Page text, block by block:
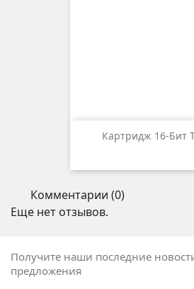
Картридж 16-Бит
Комментарии (0)
Еще нет отзывов.
Получите наши последние
предложения